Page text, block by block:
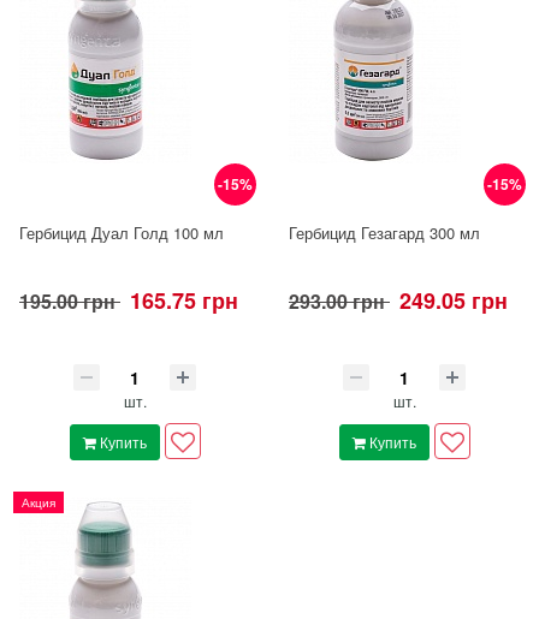
-15%
Гербицид Дуал Голд 100 мл
195.00 грн 165.75 грн
шт.
Купить
-15%
Гербицид Гезагард 300 мл
293.00 грн 249.05 грн
шт.
Купить
Акция